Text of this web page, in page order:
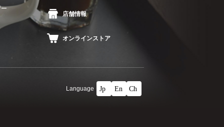
ー
店舗情報
オンラインストア
Language